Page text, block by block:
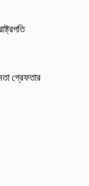
গ্রেফতার